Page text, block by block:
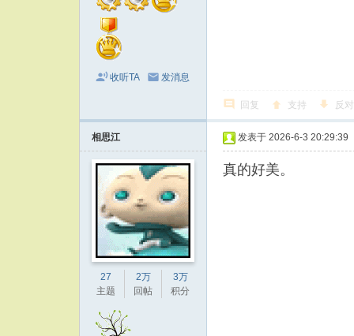
收听TA 发消息
回复 支持 反对
相思江
27
主题
2万
回帖
3万
积分
发表于 2026-6-3 20:29:39
真的好美。